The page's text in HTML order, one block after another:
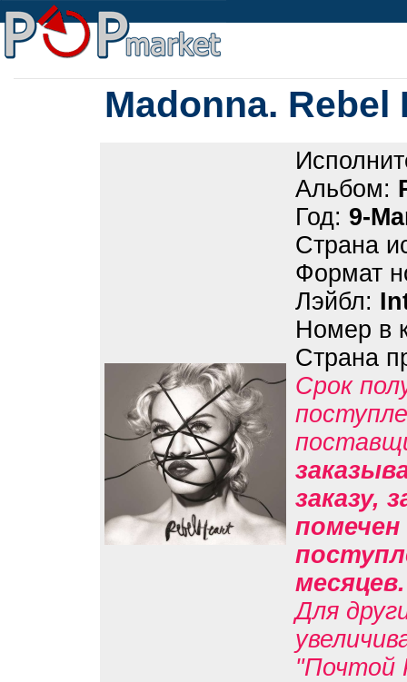
Madonna. Rebel
Альбом:
Год: 9-
Страна
Формат
Лэйбл:
Номер в
Страна
Срок
заказу,
помечен
Для
"Почтой